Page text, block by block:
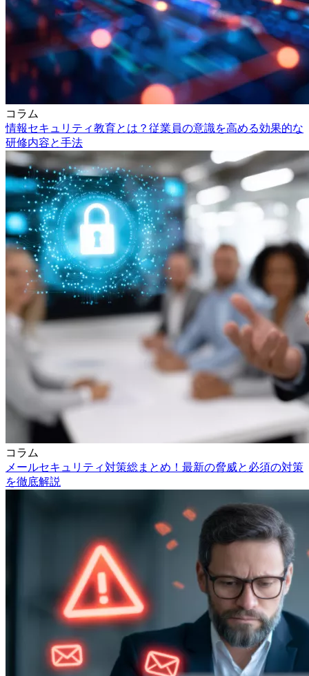
コラム
情報セキュリティ教育とは？従業員の意識を高める効果的な
研修内容と手法
コラム
メールセキュリティ対策総まとめ！最新の脅威と必須の対策
を徹底解説